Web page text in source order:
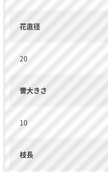
花直径
20
蕾大きさ
10
枝長